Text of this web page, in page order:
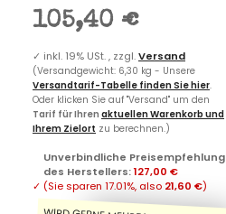
105,40 €
✓ inkl. 19% USt. , zzgl.Versand
(Versandgewicht: 6,30 kg - Unsere
Versandtarif-Tabelle finden Sie hier.
Oder klicken Sie auf "Versand" um den
Tarif für Ihren aktuellen Warenkorb und
Ihrem Zielort zu berechnen.)
Unverbindliche Preisempfehlung
des Herstellers:127,00 €
✓ (Sie sparen 17.01%, also 21,60 €)